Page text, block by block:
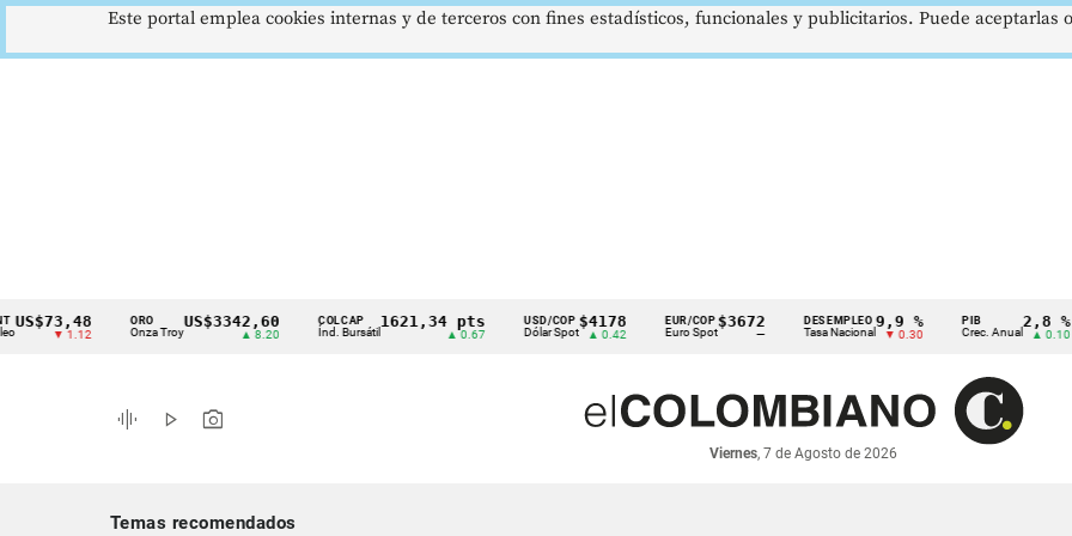
Cintillo
indicadores
económicos
▼ 1.12 Onza Troy
US$3342,60
▲ 8.20
COLCAP
Índ. Bursátil
1621,34 pts
▲ 0.67
USD/COP
Dólar Spot
$4178
▲ 0.42
EUR/COP
Euro Spot
$3672 DESEMPLEO
Tasa Nacional
9,9 %
▼ 0.30 Crec. Anual
2,8 %
▲ 0.10
graphic_eq play_arrow photo_camera
Viernes, 7 de Agosto de 2026
Temas recomendados
Este portal emplea cookies internas y de terceros con fines estadísticos, funcionales y publicitarios. Puede aceptarlas